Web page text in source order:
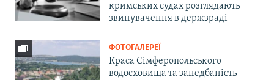
кримських судах розглядають
звинувачення в держзраді
ФОТОГАЛЕРЕЇ
Краса Сімферопольського
водосховища та занедбаність